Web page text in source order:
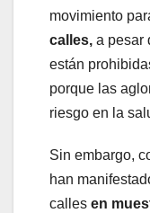
movimiento
calles, a pesar
están
porque las
riesgo en la
Sin embargo,
han
calles en